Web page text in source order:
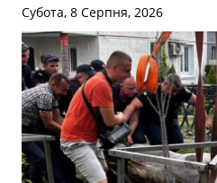
Субота, 8 Серпня, 2026